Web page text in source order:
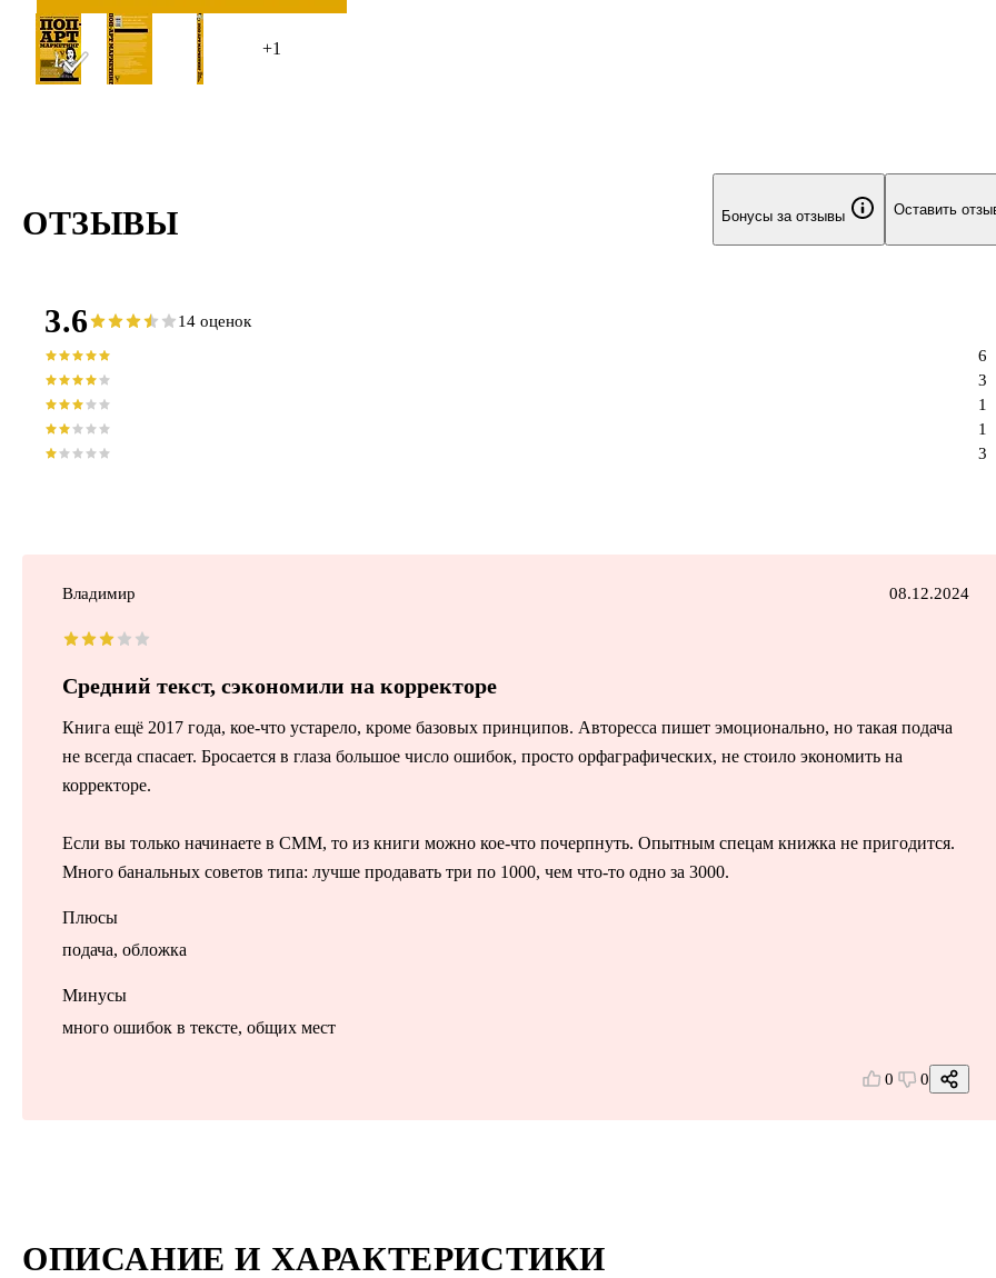
+1
ОПИСАНИЕ И ХАРАКТЕРИСТИКИ
ОТЗЫВЫ Бонусы за отзывы Оставить
3.6 14 оценок
3
1
1
3
6
Владимир 08.12.2024
Средний текст, сэкономили на корректоре
Книга ещё 2017 года, кое-что устарело, кроме базовых принципов. Авторесса пишет эмоционально, но такая подача
не всегда спасает. Бросается в глаза большое число ошибок, просто орфаграфических, не стоило экономить на
корректоре.
Если вы только начинаете в СММ, то из книги можно кое-что почерпнуть. Опытным спецам книжка не пригодится.
Много банальных советов типа: лучше продавать три по 1000, чем что-то одно за 3000.
Плюсы
подача, обложка
Минусы
много ошибок в тексте, общих мест
0 0